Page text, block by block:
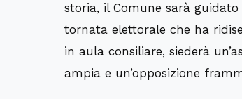
storia, il Comune sarà
tornata elettorale che ha
in aula consiliare, siederà
ampia e un’opposizione